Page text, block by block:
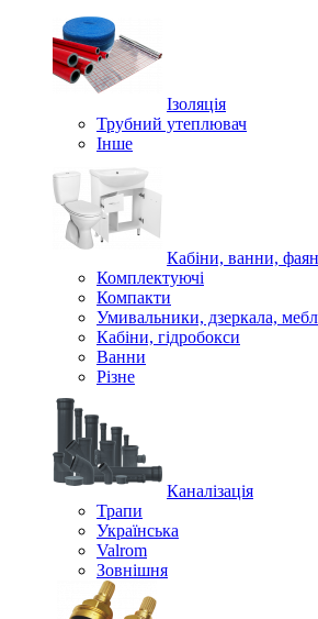
Ізоляція
Трубний утеплювач
Інше
Кабіни, ванни,
Комплектуючі
Компакти
Умивальники, дзеркала,
Кабіни, гідробокси
Ванни
Різне
Каналізація
Трапи
Українська
Valrom
Зовнішня